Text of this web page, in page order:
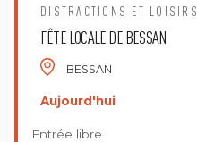
DISTRACTIONS ET LOISIRS
FÊTE LOCALE DE BESSAN
BESSAN
Aujourd'hui
Entrée libre